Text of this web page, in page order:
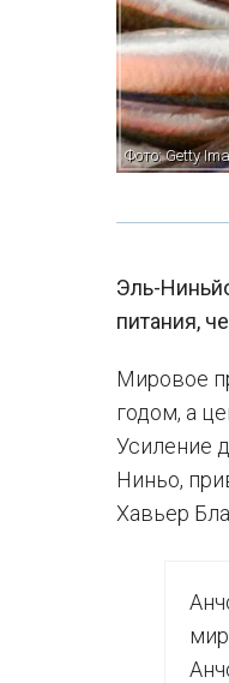
Фото: Getty
Эль-
питания,
Мировое
годом, а
Усиление
Ниньо,
Хавьер